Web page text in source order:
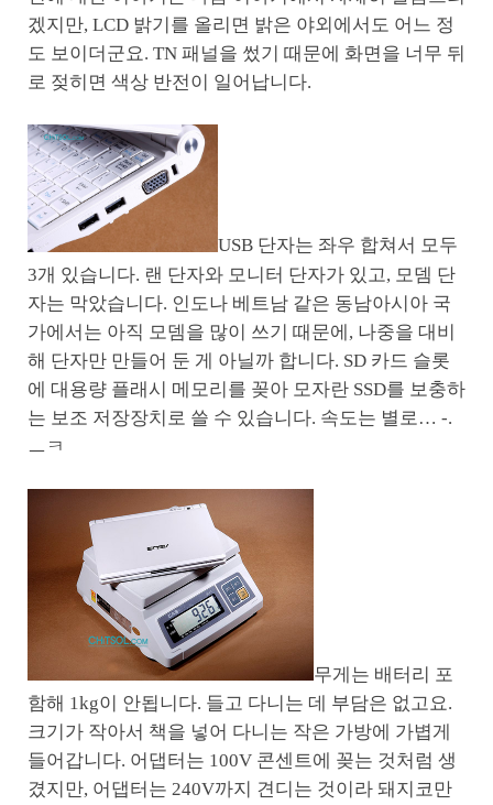
겠지만, LCD 밝기를 올리면 밝은 야외에서도 어느 정
도 보이더군요. TN 패널을 썼기 때문에 화면을 너무 뒤
로 젖히면 색상 반전이 일어납니다.
USB 단자는 좌우 합쳐서 모두
3개 있습니다. 랜 단자와 모니터 단자가 있고, 모뎀 단
자는 막았습니다. 인도나 베트남 같은 동남아시아 국
가에서는 아직 모뎀을 많이 쓰기 때문에, 나중을 대비
해 단자만 만들어 둔 게 아닐까 합니다. SD 카드 슬롯
에 대용량 플래시 메모리를 꽂아 모자란 SSD를 보충하
는 보조 저장장치로 쓸 수 있습니다. 속도는 별로… -.
ㅡㅋ
무게는 배터리 포
함해 1kg이 안됩니다. 들고 다니는 데 부담은 없고요.
크기가 작아서 책을 넣어 다니는 작은 가방에 가볍게
들어갑니다. 어댑터는 100V 콘센트에 꽂는 것처럼 생
겼지만, 어댑터는 240V까지 견디는 것이라 돼지코만